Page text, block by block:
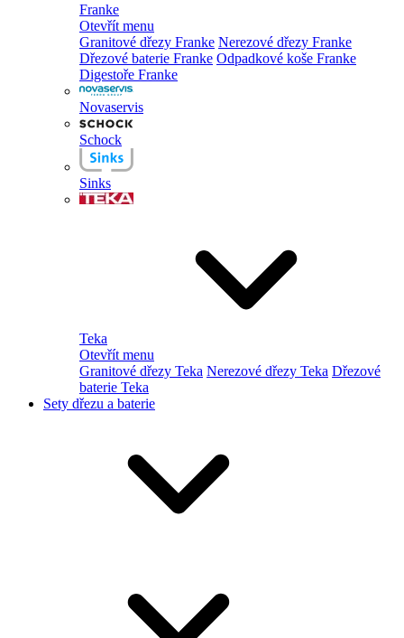
Franke
Otevřít menu
Granitové dřezy Franke Nerezové dřezy Franke
Dřezové baterie Franke Odpadkové koše Franke
Digestoře Franke
Novaservis
Schock
Sinks
Teka
Otevřít menu
Granitové dřezy Teka Nerezové dřezy Teka Dřezové
baterie Teka
Sety dřezu a baterie